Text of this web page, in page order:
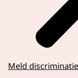
Meld discriminatie